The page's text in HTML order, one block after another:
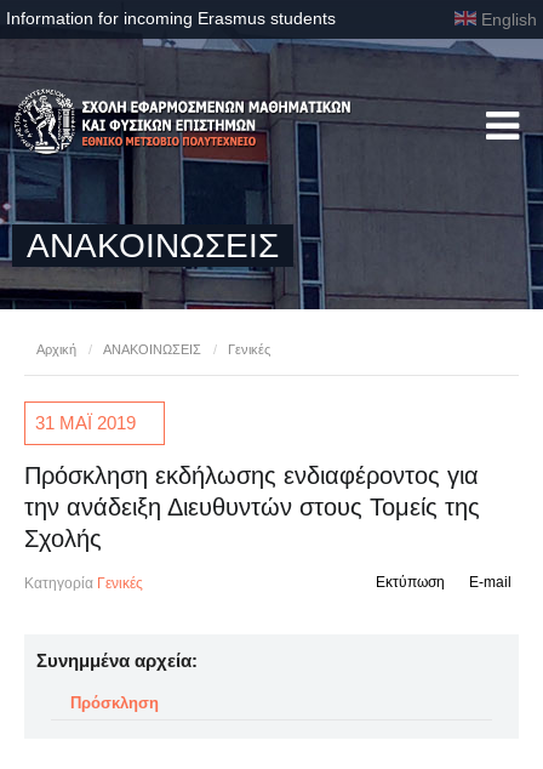
Information for incoming Erasmus students English
ΑΝΑΚΟΙΝΩΣΕΙΣ
Αρχική / ΑΝΑΚΟΙΝΩΣΕΙΣ / Γενικές
31 ΜΑΪ 2019
Πρόσκληση εκδήλωσης ενδιαφέροντος για
την ανάδειξη Διευθυντών στους Τομείς της
Σχολής
Κατηγορία Γενικές E-mail
Εκτύπωση
Συνημμένα αρχεία:
Πρόσκληση